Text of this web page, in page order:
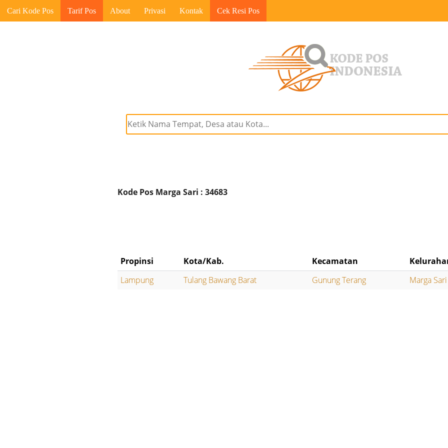
Cari Kode Pos Tarif Pos About Privasi Kontak Cek Resi Pos
Kode Pos Marga Sari : 34683
Propinsi Kota/Kab. Kecamatan
Lampung
Tulang Bawang Barat Gunung Terang Marga Sari